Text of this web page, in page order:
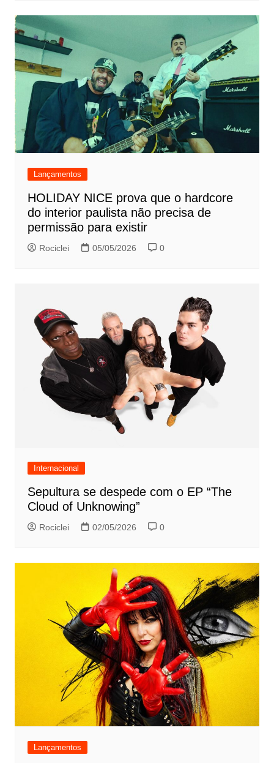
Lançamentos
HOLIDAY NICE prova que o hardcore
do interior paulista não precisa de
permissão para existir
Rociclei 05/05/2026 0
Internacional
Sepultura se despede com o EP “The
Cloud of Unknowing”
Rociclei 02/05/2026 0
Lançamentos